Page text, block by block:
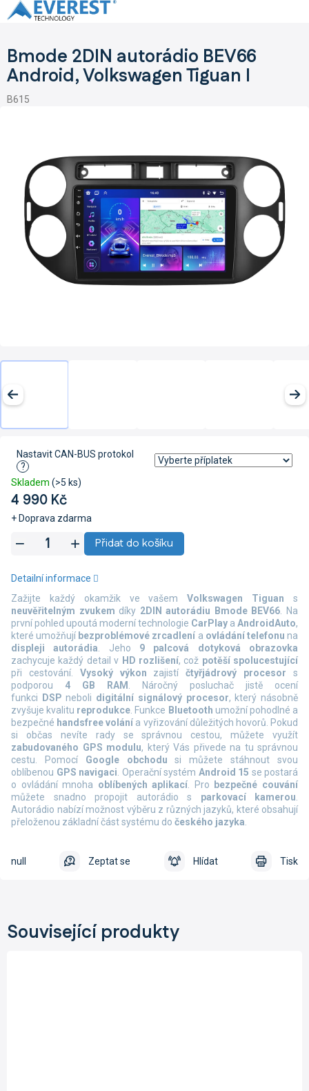
Přejít
na
Bmode 2DIN autorádio BEV66
Android, Volkswagen Tiguan I
B615
4 990 Kč
+ Doprava zdarma
Skladem (>5 ks)
Nastavit CAN-BUS protokol
?
Přidat do košíku
Zažijte každý okamžik ve vašemVolkswagen Tiguan s
neuvěřitelným zvukem díky 2DIN autorádiu Bmode BEV66. Na
první pohled upoutá moderní technologie CarPlay a AndroidAuto,
které umožňují bezproblémové zrcadlení a ovládání telefonu na
displeji autorádia. Jeho 9 palcová dotyková obrazovka
zachycuje každý detail v HD rozlišení, což potěší spolucestující
při cestování. Vysoký výkon zajistíčtyřjádrový procesor s
podporou 4 GB RAM . Náročný posluchač jistě ocení
funkci
DSP neboli digitální signálový procesor, který násobně
zvyšuje kvalitu reprodukce. Funkce Bluetooth umožní pohodlné a
bezpečné handsfree volání a vyřizování důležitých hovorů. Pokud
si občas nevíte rady se správnou cestou, můžete využít
zabudovaného GPS modulu, který Vás přivede na tu správnou
cestu. PomocíGoogle obchodu si můžete stáhnout svou
oblíbenou GPS navigaci. Operační systém Android 15 se postará
o ovládání mnoha oblíbených aplikací. Pro
bezpečné couvání
můžete snadno propojit autorádio s parkovací kamerou.
Autorádio nabízí možnost výběru z různých jazyků, které obsahují
přeloženou základní část systému do českého jazyka.
Detailní informace
Tisk
Zeptat se Hlídat
null
Související produkty